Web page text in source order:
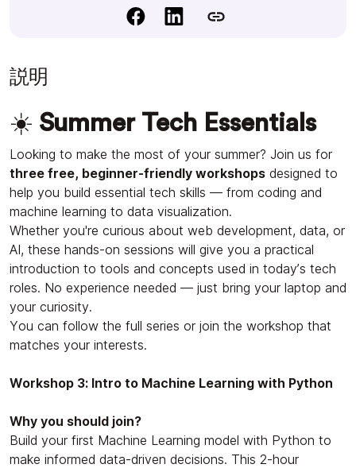
説明
☀️ Summer Tech Essentials
Looking to make the most of your summer? Join us for
three free, beginner-friendly workshops designed to
help you build essential tech skills — from coding and
machine learning to data visualization.
Whether you're curious about web development, data, or
AI, these hands-on sessions will give you a practical
introduction to tools and concepts used in today’s tech
roles. No experience needed — just bring your laptop and
your curiosity.
You can follow the full series or join the workshop that
matches your interests.
Workshop 3: Intro to Machine Learning with Python
Why you should join?
Build your first Machine Learning model with Python to
make informed data-driven decisions. This 2-hour